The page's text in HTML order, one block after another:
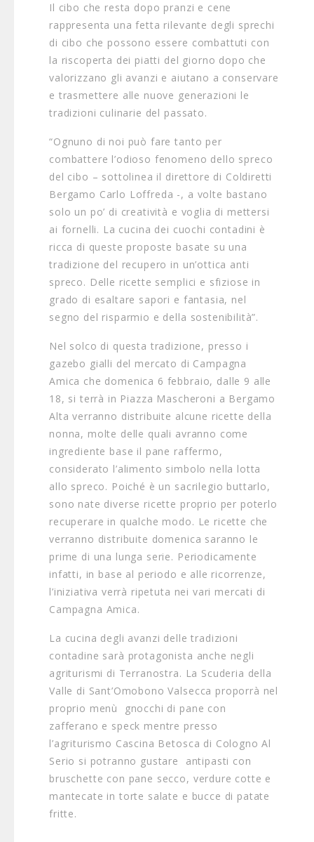
Il cibo che resta dopo pranzi e cene
rappresenta una fetta rilevante degli sprechi
di cibo che possono essere combattuti con
la riscoperta dei piatti del giorno dopo che
valorizzano gli avanzi e aiutano a conservare
e trasmettere alle nuove generazioni le
tradizioni culinarie del passato.
“Ognuno di noi può fare tanto per
combattere l’odioso fenomeno dello spreco
del cibo – sottolinea il direttore di Coldiretti
Bergamo Carlo Loffreda -, a volte bastano
solo un po’ di creatività e voglia di mettersi
ai fornelli. La cucina dei cuochi contadini è
ricca di queste proposte basate su una
tradizione del recupero in un’ottica anti
spreco. Delle ricette semplici e sfiziose in
grado di esaltare sapori e fantasia, nel
segno del risparmio e della sostenibilità”.
Nel solco di questa tradizione, presso i
gazebo gialli del mercato di Campagna
Amica che domenica 6 febbraio, dalle 9 alle
18, si terrà in Piazza Mascheroni a Bergamo
Alta verranno distribuite alcune ricette della
nonna, molte delle quali avranno come
ingrediente base il pane raffermo,
considerato l’alimento simbolo nella lotta
allo spreco. Poiché è un sacrilegio buttarlo,
sono nate diverse ricette proprio per poterlo
recuperare in qualche modo. Le ricette che
verranno distribuite domenica saranno le
prime di una lunga serie. Periodicamente
infatti, in base al periodo e alle ricorrenze,
l’iniziativa verrà ripetuta nei vari mercati di
Campagna Amica.
La cucina degli avanzi delle tradizioni
contadine sarà protagonista anche negli
agriturismi di Terranostra. La Scuderia della
Valle di Sant’Omobono Valsecca proporrà nel
proprio menù gnocchi di pane con
zafferano e speck mentre presso
l’agriturismo Cascina Betosca di Cologno Al
Serio si potranno gustare antipasti con
bruschette con pane secco, verdure cotte e
mantecate in torte salate e bucce di patate
fritte.